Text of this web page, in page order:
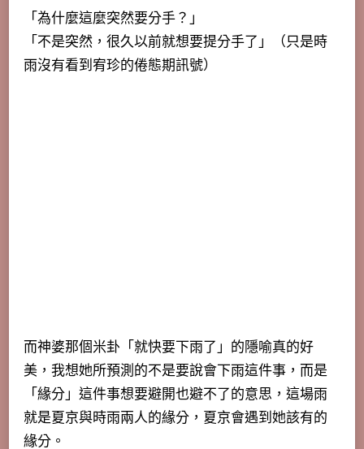
「為什麼這麼突然要分手？」
「不是突然，很久以前就想要提分手了」（只是時
雨沒有看到宥珍的倦態期訊號）
而神婆那個米卦「就快要下雨了」的隱喻真的好
美，我想她所預測的不是要說會下雨這件事，而是
「緣分」這件事想要避開也避不了的意思，這場雨
就是夏京與時雨兩人的緣分，夏京會遇到她該有的
緣分。